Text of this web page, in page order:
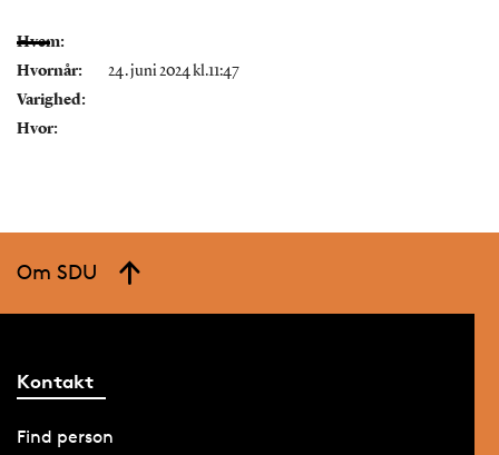
Hvem:
Hvornår:
24. juni 2024 kl.11:47
Varighed:
Hvor:
Om SDU
Kontakt
Find person